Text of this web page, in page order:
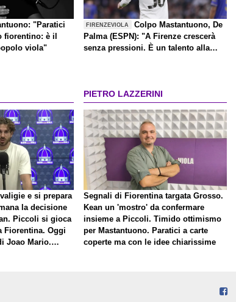
"Paratici
fiorentino: è il
viola"
FIRENZEVIOLA
Colpo Mastantuono, De
Palma (ESPN): "A Firenze crescerà
senza pressioni. È un talento alla
e si prepara
la decisione
Piccoli si gioca
Fiorentina. Oggi
Joao Mario.
PIETRO LAZZERINI
Segnali di Fiorentina targata Grosso.
Kean un 'mostro' da confermare
insieme a Piccoli. Timido ottimismo
per Mastantuono. Paratici a carte
coperte ma con le idee chiarissime